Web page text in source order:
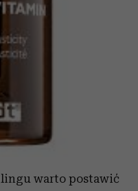
warto postawić